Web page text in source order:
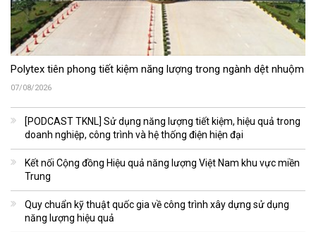
Polytex tiên phong tiết kiệm năng lượng trong ngành dệt nhuộm
07/08/2026
[PODCAST TKNL] Sử dụng năng lượng tiết kiệm, hiệu quả trong
doanh nghiệp, công trình và hệ thống điện hiện đại
Kết nối Cộng đồng Hiệu quả năng lượng Việt Nam khu vực miền
Trung
Quy chuẩn kỹ thuật quốc gia về công trình xây dựng sử dụng
năng lượng hiệu quả